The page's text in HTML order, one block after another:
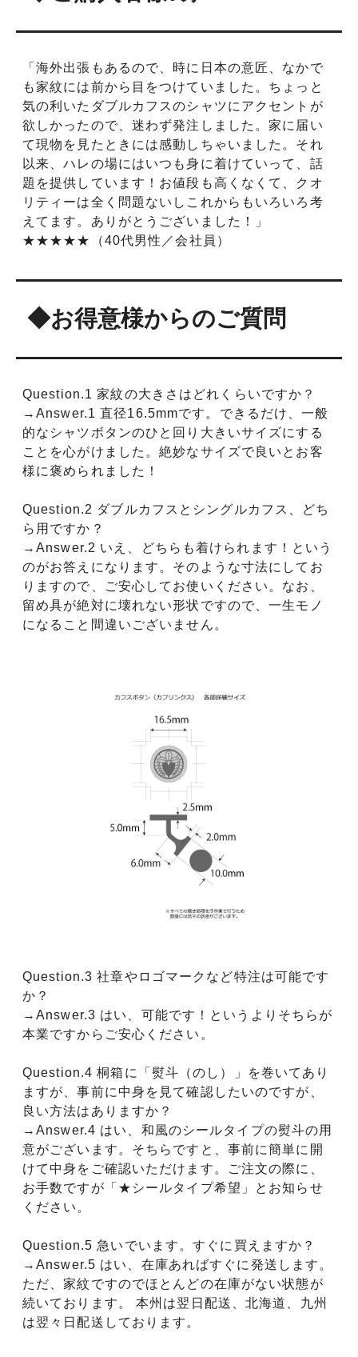
「海外出張もあるので、時に日本の意匠、なかで
も家紋には前から目をつけていました。ちょっと
気の利いたダブルカフスのシャツにアクセントが
欲しかったので、迷わず発注しました。家に届い
て現物を見たときには感動しちゃいました。それ
以来、ハレの場にはいつも身に着けていって、話
題を提供しています！お値段も高くなくて、クオ
リティーは全く問題ないしこれからもいろいろ考
えてます。ありがとうございました！」
★★★★★（40代男性／会社員）
◆お得意様からのご質問
Question.1 家紋の大きさはどれくらいですか？
→Answer.1 直径16.5mmです。できるだけ、一般
的なシャツボタンのひと回り大きいサイズにする
ことを心がけました。絶妙なサイズで良いとお客
様に褒められました！
Question.2 ダブルカフスとシングルカフス、どち
ら用ですか？
→Answer.2 いえ、どちらも着けられます！という
のがお答えになります。そのような寸法にしてお
りますので、ご安心してお使いください。なお、
留め具が絶対に壊れない形状ですので、一生モノ
になること間違いございません。
Question.3 社章やロゴマークなど特注は可能です
か？
→Answer.3 はい、可能です！というよりそちらが
本業ですからご安心ください。
Question.4 桐箱に「熨斗（のし）」を巻いてあり
ますが、事前に中身を見て確認したいのですが、
良い方法はありますか？
→Answer.4 はい、和風のシールタイプの熨斗の用
意がございます。そちらですと、事前に簡単に開
けて中身をご確認いただけます。ご注文の際に、
お手数ですが「★シールタイプ希望」とお知らせ
ください。
Question.5 急いでいます。すぐに買えますか？
→Answer.5 はい、在庫あればすぐに発送します。
ただ、家紋ですのでほとんどの在庫がない状態が
続いております。 本州は翌日配送、北海道、九州
は翌々日配送しております。